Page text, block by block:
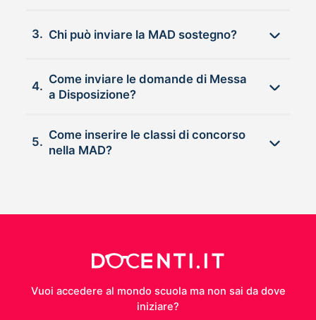
3. Chi può inviare la MAD sostegno?
4.
Come inviare le domande di Messa
a Disposizione?
5.
Come inserire le classi di concorso
nella MAD?
Vuoi accedere al mondo scuola ma non sai da dove
iniziare?